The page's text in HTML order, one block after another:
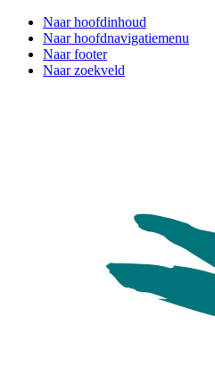
Naar hoofdinhoud
Naar hoofdnavigatiemenu
Naar footer
Naar zoekveld